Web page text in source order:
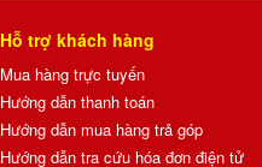
Hỗ trợ khách hàng
Mua hàng trực tuyến
Hướng dẫn thanh toán
Hướng dẫn mua hàng trả góp
Hướng dẫn tra cứu hóa đơn điện tử